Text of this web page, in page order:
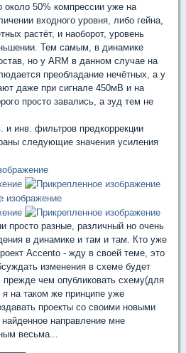
около 50% компрессии уже на
входного уровня, либо гейна,
растёт, и наоборот, уровень
Тем самым, в динамике
но у ARM в данном случае на
преобладание нечётных, а у
даже при сигнале 450мВ и на
просто завались, а зуд тем не
и инв. фильтров предкоррекции
следующие значения усиления
просто разные, различный но очень
в динамике и там и там. Кто уже
Accento - жду в своей теме, это
изменения в схеме будет
чем опубликовать схему(для
на таком же принципе уже
проекты со своими новыми
направление мне
весьма...